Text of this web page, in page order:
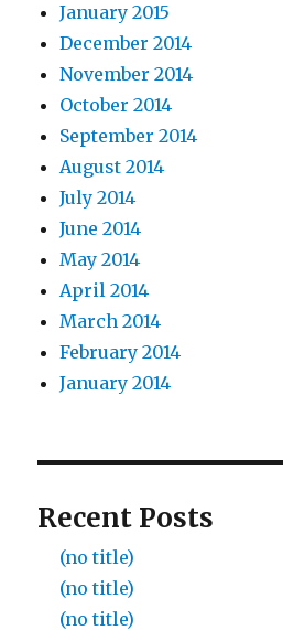
January 2015
December 2014
November 2014
October 2014
September 2014
August 2014
July 2014
June 2014
May 2014
April 2014
March 2014
February 2014
January 2014
Recent Posts
(no title)
(no title)
(no title)